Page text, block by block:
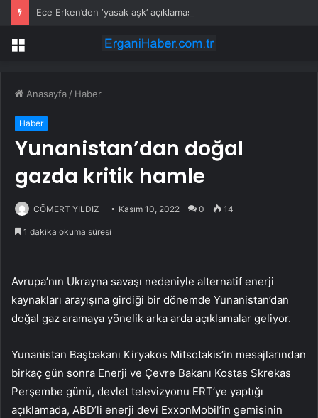
Menü
Anasayfa / Haber
Haber
Yunanistan’dan doğal
gazda kritik hamle
CÖMERT YILDIZ Kasım 10, 2022 0 14
1 dakika okuma süresi
Avrupa’nın Ukrayna savaşı nedeniyle alternatif enerji
kaynakları arayışına girdiği bir dönemde Yunanistan’dan
doğal gaz aramaya yönelik arka arda açıklamalar geliyor.
Yunanistan Başbakanı Kiryakos Mitsotakis’in mesajlarından
birkaç gün sonra Enerji ve Çevre Bakanı Kostas Skrekas
Perşembe günü, devlet televizyonu ERT’ye yaptığı
açıklamada, ABD’li enerji devi ExxonMobil’in gemisinin